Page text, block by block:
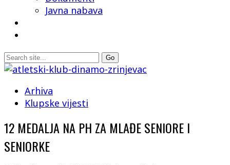
Javna nabava
Arhiva
Klupske vijesti
12 MEDALJA NA PH ZA MLAĐE SENIORE I
SENIORKE